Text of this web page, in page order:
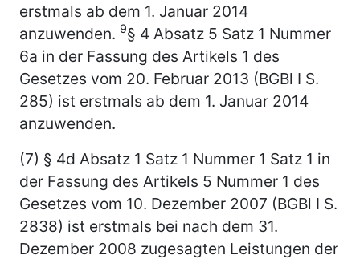
erstmals ab dem 1. Januar 2014
anzuwenden. 9§ 4 Absatz 5 Satz 1 Nummer
6a in der Fassung des Artikels 1 des
Gesetzes vom 20. Februar 2013 (BGBl I S.
285) ist erstmals ab dem 1. Januar 2014
anzuwenden.
(7) § 4d Absatz 1 Satz 1 Nummer 1 Satz 1 in
der Fassung des Artikels 5 Nummer 1 des
Gesetzes vom 10. Dezember 2007 (BGBl I S.
2838) ist erstmals bei nach dem 31.
Dezember 2008 zugesagten Leistungen der